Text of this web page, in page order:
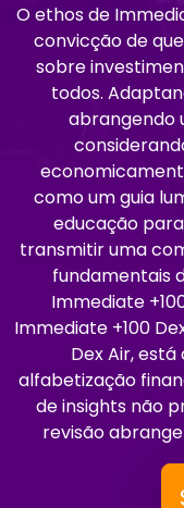
O ethos de
convicção de
sobre
todos.
abrangendo
como um guia
educação
transmitir uma
fundamentais
Immediate
Immediate +100
Dex Air,
alfabetização
de insights não
revisão